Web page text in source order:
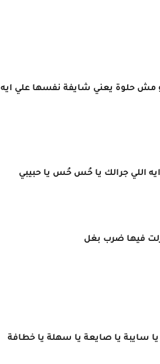
مش حلوة يعني شايفة نفسها علي ايه
اللي جرالك يا حُس حُس يا حبيبي
فيها ضرب بغل
سايبة يا صايعة يا سهلة يا خطافة